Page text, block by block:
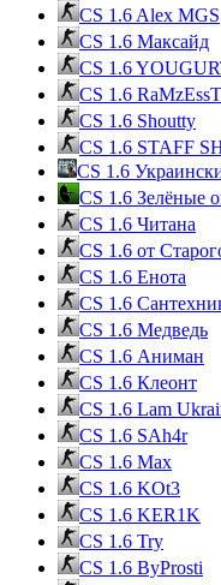
CS 1.6 Alex MGS
CS 1.6 Максайд
CS 1.6
CS 1.6
CS 1.6 Shoutty
CS 1.6 STAFF
CS 1.6
CS 1.6 Зелёные
CS 1.6 Читана
CS 1.6 от
CS 1.6 Енота
CS 1.6
CS 1.6 Медведь
CS 1.6 Аниман
CS 1.6 Клеонт
CS 1.6 Lam
CS 1.6 SAh4r
CS 1.6 Max
CS 1.6 KOt3
CS 1.6 KER1K
CS 1.6 Try
CS 1.6 ByProsti